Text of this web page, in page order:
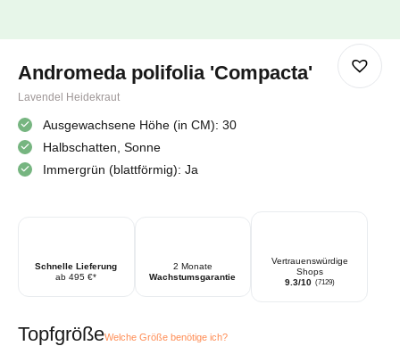
Andromeda polifolia 'Compacta'
Lavendel Heidekraut
Ausgewachsene Höhe (in CM): 30
Halbschatten, Sonne
Immergrün (blattförmig): Ja
Schnelle Lieferung
ab 495 €*
2 Monate
Wachstumsgarantie
Vertrauenswürdige
Shops
9.3/10 (7129)
TopfgrößeWelche Größe benötige ich?